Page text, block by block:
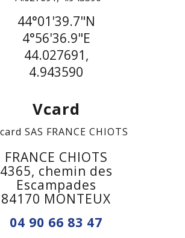
44°01'39.7"N
4°56'36.9"E
44.027691,
4.943590
Vcard
FRANCE CHIOTS
4365, chemin des
Escampades
84170 MONTEUX
04 90 66 83 47